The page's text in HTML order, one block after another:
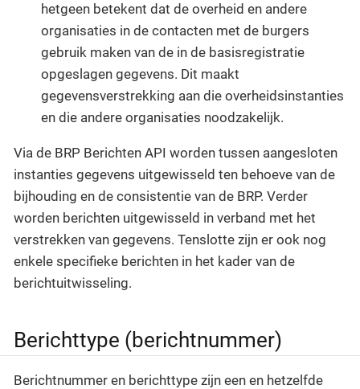
hetgeen betekent dat de overheid en andere
organisaties in de contacten met de burgers
gebruik maken van de in de basisregistratie
opgeslagen gegevens. Dit maakt
gegevensverstrekking aan die overheidsinstanties
en die andere organisaties noodzakelijk.
Via de BRP Berichten API worden tussen aangesloten
instanties gegevens uitgewisseld ten behoeve van de
bijhouding en de consistentie van de BRP. Verder
worden berichten uitgewisseld in verband met het
verstrekken van gegevens. Tenslotte zijn er ook nog
enkele specifieke berichten in het kader van de
berichtuitwisseling.
Berichttype (berichtnummer)
Berichtnummer en berichttype zijn een en hetzelfde